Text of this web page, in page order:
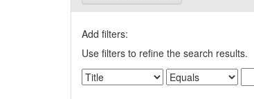
Add filters:
Use filters to refine the search results.